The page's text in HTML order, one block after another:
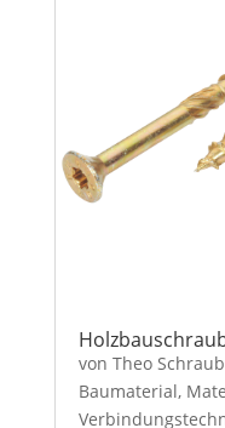
von Theo
Baumaterial,